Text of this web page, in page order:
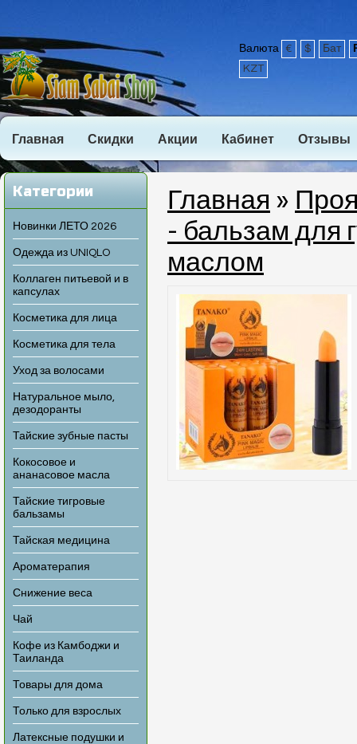
Валюта € $ Бат
KZT
Главная Скидки Акции Кабинет Отзывы
Категории
Новинки ЛЕТО 2026
Одежда из UNIQLO
Коллаген питьевой и в
капсулах
Косметика для лица
Косметика для тела
Уход за волосами
Натуральное мыло,
дезодоранты
Тайские зубные пасты
Кокосовое и
ананасовое масла
Тайские тигровые
бальзамы
Тайская медицина
Ароматерапия
Снижение веса
Чай
Кофе из Камбоджи и
Таиланда
Товары для дома
Только для взрослых
Латексные подушки и
Главная »
- бальзам для
маслом